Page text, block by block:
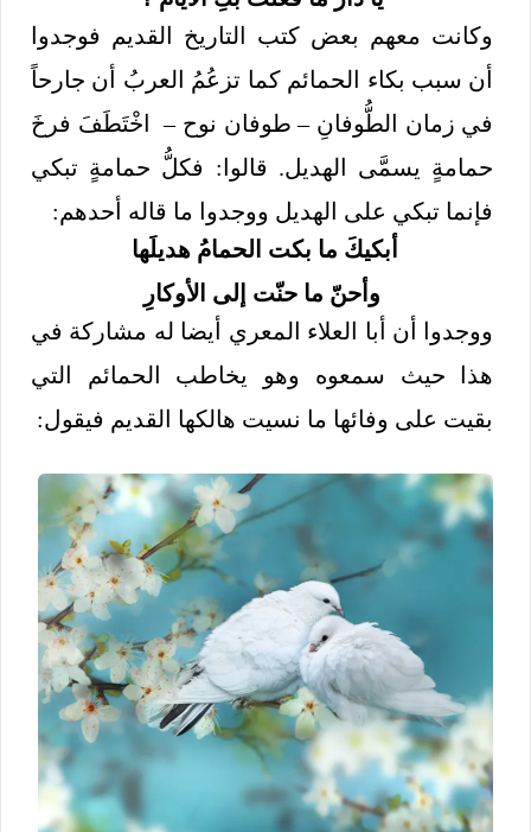
وكانت معهم بعض كتب التاريخ القديم فوجدوا
أن سبب بكاء الحمائم كما تزعُمُ العربُ أن جارحاً
في زمان الطُّوفانِ – طوفان نوح – اخْتَطَفَ فرخَ
حمامةٍ يسمَّى الهديل. قالوا: فكلُّ حمامةٍ تبكي
فإنما تبكي على الهديل ووجدوا ما قاله أحدهم:
أبكيكَ ما بكت الحمامُ هديلَها
وأحنّ ما حنّت إلى الأوكارِ
ووجدوا أن أبا العلاء المعري أيضا له مشاركة في
هذا حيث سمعوه وهو يخاطب الحمائم التي
بقيت على وفائها ما نسيت هالكها القديم فيقول: